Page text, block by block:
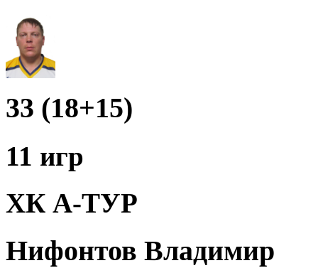
33 (18+15)
11 игр
ХК А-ТУР
Нифонтов Владимир